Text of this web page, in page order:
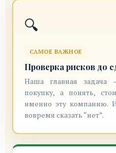
🔍
САМОЕ ВАЖНОЕ
Проверка рисков до
Наша главная задача
покупку, а понять,
именно эту компанию.
вовремя сказать “нет”.